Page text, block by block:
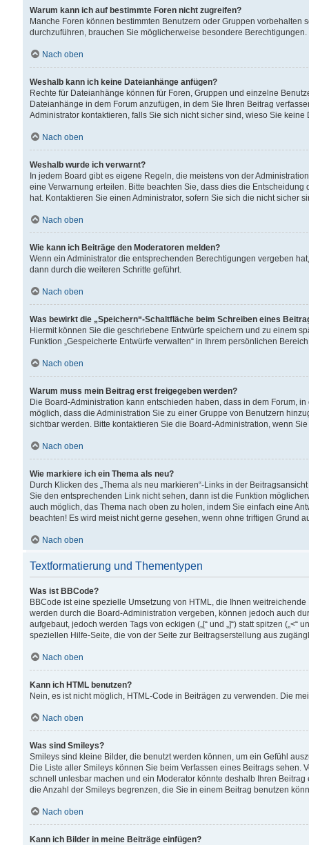
Warum kann ich auf bestimmte Foren nicht zugreifen?
Manche Foren können bestimmten Benutzern oder Gruppen
durchzuführen, brauchen Sie möglicherweise besondere
Nach oben
Weshalb kann ich keine Dateianhänge anfügen?
Rechte für Dateianhänge können für Foren, Gruppen und einzelne
Dateianhänge in dem Forum anzufügen, in dem Sie Ihren Beitrag
Administrator kontaktieren, falls Sie sich nicht sicher sind, wieso Sie
Nach oben
Weshalb wurde ich verwarnt?
In jedem Board gibt es eigene Regeln, die meistens von der
eine Verwarnung erteilen. Bitte beachten Sie, dass dies die
hat. Kontaktieren Sie einen Administrator, sofern Sie sich die nicht sicher
Nach oben
Wie kann ich Beiträge den Moderatoren melden?
Wenn ein Administrator die entsprechenden Berechtigungen vergeben
dann durch die weiteren Schritte geführt.
Nach oben
Was bewirkt die „Speichern“-Schaltfläche beim Schreiben eines
Hiermit können Sie die geschriebene Entwürfe speichern und zu einem
Funktion „Gespeicherte Entwürfe verwalten“ in Ihrem persönlichen
Nach oben
Warum muss mein Beitrag erst freigegeben werden?
Die Board-Administration kann entschieden haben, dass in dem Forum,
möglich, dass die Administration Sie zu einer Gruppe von Benutzern
sichtbar werden. Bitte kontaktieren Sie die Board-Administration, wenn
Nach oben
Wie markiere ich ein Thema als neu?
Durch Klicken des „Thema als neu markieren“-Links in der
Sie den entsprechenden Link nicht sehen, dann ist die Funktion
auch möglich, das Thema nach oben zu holen, indem Sie einfach eine
beachten! Es wird meist nicht gerne gesehen, wenn ohne triftigen Grund
Nach oben
Textformatierung und Thementypen
Was ist BBCode?
BBCode ist eine spezielle Umsetzung von HTML, die Ihnen
werden durch die Board-Administration vergeben, können jedoch auch
aufgebaut, jedoch werden Tags von eckigen („[“ und „]“) statt spitzen
speziellen Hilfe-Seite, die von der Seite zur Beitragserstellung aus
Nach oben
Kann ich HTML benutzen?
Nein, es ist nicht möglich, HTML-Code in Beiträgen zu verwenden. Die
Nach oben
Was sind Smileys?
Smileys sind kleine Bilder, die benutzt werden können, um ein Gefühl
Die Liste aller Smileys können Sie beim Verfassen eines Beitrags
schnell unlesbar machen und ein Moderator könnte deshalb Ihren
die Anzahl der Smileys begrenzen, die Sie in einem Beitrag benutzen
Nach oben
Kann ich Bilder in meine Beiträge einfügen?